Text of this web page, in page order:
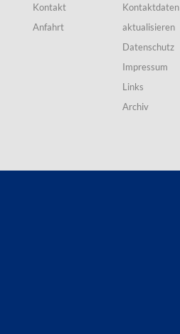
Kontakt
Anfahrt
Kontaktdaten
aktualisieren
Datenschutz
Impressum
Links
Archiv